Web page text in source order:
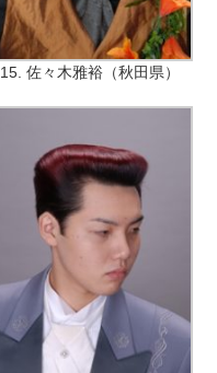
15. 佐々木雅裕（秋田県）